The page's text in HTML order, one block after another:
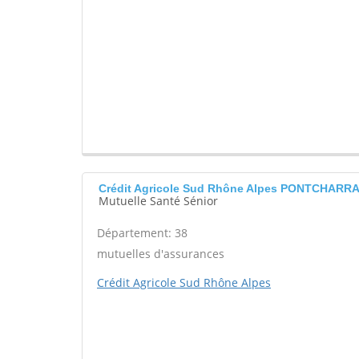
Crédit Agricole Sud Rhône Alpes PONTCHARRA
Mutuelle Santé Sénior
Département: 38
mutuelles d'assurances
Crédit Agricole Sud Rhône Alpes